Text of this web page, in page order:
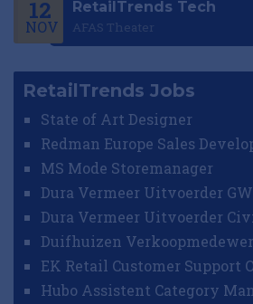
12
NOV
RetailTrends Tech
AFAS Theater
RetailTrends Jobs
State of Art Designer
Redman Europe Sales
MS Mode Storemanager
Dura Vermeer Uitvoerder
Dura Vermeer Uitvoerder
Duifhuizen
EK Retail Customer Support
Hubo Assistent Category